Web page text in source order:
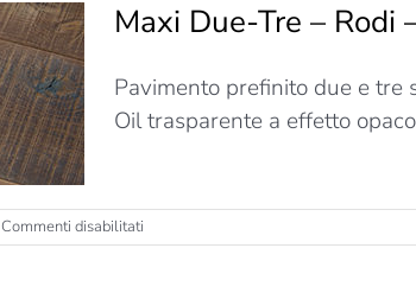
Naxos
–
Strati
Larghezza
Maxi Due-Tre – Rodi
Pavimento prefinito due e tre
Oil trasparente a effetto
Commenti disabilitati
Maxi